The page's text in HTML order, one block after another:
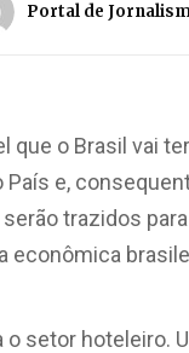
Portal de
o Brasil vai
País e,
trazidos
econômica
setor hoteleiro.